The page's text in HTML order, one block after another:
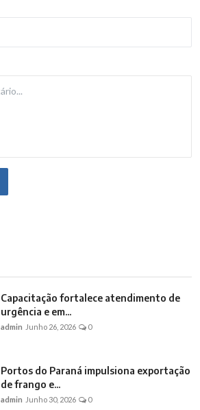
Capacitação fortalece atendimento de
urgência e em...
admin Junho 26, 2026 0
Portos do Paraná impulsiona exportação
de frango e...
admin Junho 30, 2026 0